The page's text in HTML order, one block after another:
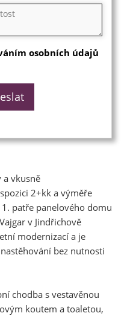
osobních údajů
a vkusně
2+kk a výměře
patře panelového domu
v Jindřichově
modernizací a je
bez nutnosti
chodba s vestavěnou
koutem a toaletou,